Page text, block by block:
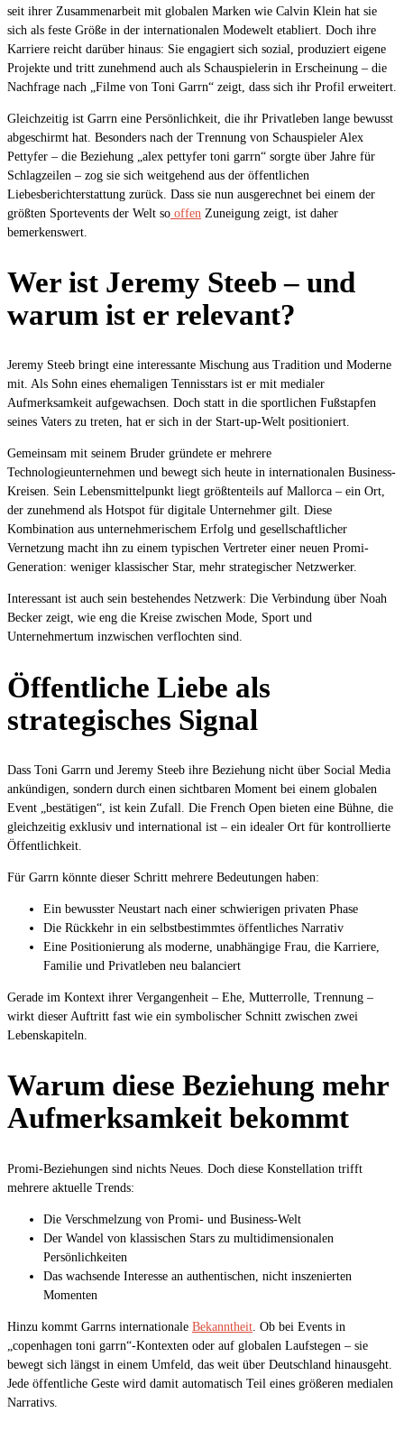
seit ihrer Zusammenarbeit mit globalen Marken wie Calvin Klein hat sie
sich als feste Größe in der internationalen Modewelt etabliert. Doch ihre
Karriere reicht darüber hinaus: Sie engagiert sich sozial, produziert eigene
Projekte und tritt zunehmend auch als Schauspielerin in Erscheinung – die
Nachfrage nach „Filme von Toni Garrn“ zeigt, dass sich ihr Profil erweitert.
Gleichzeitig ist Garrn eine Persönlichkeit, die ihr Privatleben lange bewusst
abgeschirmt hat. Besonders nach der Trennung von Schauspieler Alex
Pettyfer – die Beziehung „alex pettyfer toni garrn“ sorgte über Jahre für
Schlagzeilen – zog sie sich weitgehend aus der öffentlichen
Liebesberichterstattung zurück. Dass sie nun ausgerechnet bei einem der
größten Sportevents der Welt so offen Zuneigung zeigt, ist daher
bemerkenswert.
Wer ist Jeremy Steeb – und
warum ist er relevant?
Jeremy Steeb bringt eine interessante Mischung aus Tradition und Moderne
mit. Als Sohn eines ehemaligen Tennisstars ist er mit medialer
Aufmerksamkeit aufgewachsen. Doch statt in die sportlichen Fußstapfen
seines Vaters zu treten, hat er sich in der Start-up-Welt positioniert.
Gemeinsam mit seinem Bruder gründete er mehrere
Technologieunternehmen und bewegt sich heute in internationalen Business-
Kreisen. Sein Lebensmittelpunkt liegt größtenteils auf Mallorca – ein Ort,
der zunehmend als Hotspot für digitale Unternehmer gilt. Diese
Kombination aus unternehmerischem Erfolg und gesellschaftlicher
Vernetzung macht ihn zu einem typischen Vertreter einer neuen Promi-
Generation: weniger klassischer Star, mehr strategischer Netzwerker.
Interessant ist auch sein bestehendes Netzwerk: Die Verbindung über Noah
Becker zeigt, wie eng die Kreise zwischen Mode, Sport und
Unternehmertum inzwischen verflochten sind.
Öffentliche Liebe als
strategisches Signal
Dass Toni Garrn und Jeremy Steeb ihre Beziehung nicht über Social Media
ankündigen, sondern durch einen sichtbaren Moment bei einem globalen
Event „bestätigen“, ist kein Zufall. Die French Open bieten eine Bühne, die
gleichzeitig exklusiv und international ist – ein idealer Ort für kontrollierte
Öffentlichkeit.
Für Garrn könnte dieser Schritt mehrere Bedeutungen haben:
Ein bewusster Neustart nach einer schwierigen privaten Phase
Die Rückkehr in ein selbstbestimmtes öffentliches Narrativ
Eine Positionierung als moderne, unabhängige Frau, die Karriere,
Familie und Privatleben neu balanciert
Gerade im Kontext ihrer Vergangenheit – Ehe, Mutterrolle, Trennung –
wirkt dieser Auftritt fast wie ein symbolischer Schnitt zwischen zwei
Lebenskapiteln.
Warum diese Beziehung mehr
Aufmerksamkeit bekommt
Promi-Beziehungen sind nichts Neues. Doch diese Konstellation trifft
mehrere aktuelle Trends:
Die Verschmelzung von Promi- und Business-Welt
Der Wandel von klassischen Stars zu multidimensionalen
Persönlichkeiten
Das wachsende Interesse an authentischen, nicht inszenierten
Momenten
Hinzu kommt Garrns internationale Bekanntheit . Ob bei Events in
„copenhagen toni garrn“-Kontexten oder auf globalen Laufstegen – sie
bewegt sich längst in einem Umfeld, das weit über Deutschland hinausgeht.
Jede öffentliche Geste wird damit automatisch Teil eines größeren medialen
Narrativs.